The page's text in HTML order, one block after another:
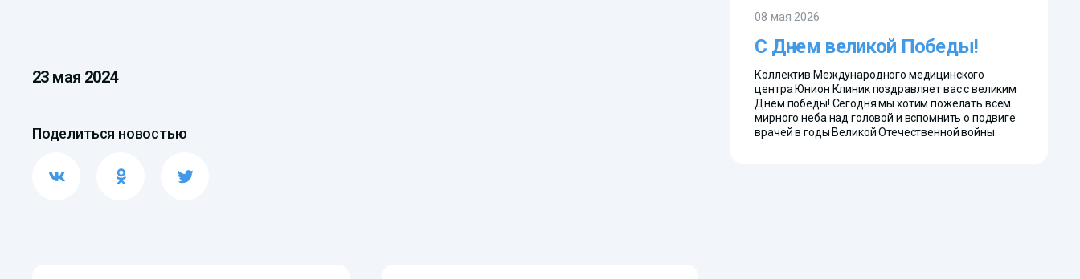
23 мая 2024
Поделиться новостью
08 мая 2026
С Днем великой Победы!
Коллектив Международного медицинского
центра Юнион Клиник поздравляет вас с великим
Днем победы! Сегодня мы хотим пожелать всем
мирного неба над головой и вспомнить о подвиге
врачей в годы Великой Отечественной войны.